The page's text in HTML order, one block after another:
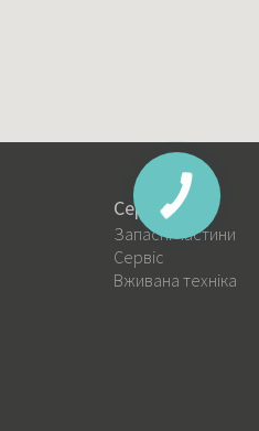
Сервіс
Запасні частини
Сервіс
Вживана техніка